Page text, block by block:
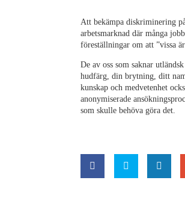
Att bekämpa diskriminering
arbetsmarknad där många
föreställningar om att ”vissa
De av oss som saknar
hudfärg, din brytning, ditt
kunskap och medvetenhet
anonymiserade
som skulle behöva göra det.